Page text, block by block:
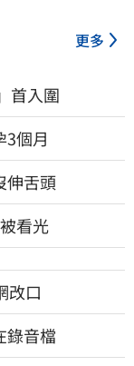
更多
首入圍
個月
伸舌頭
看光
改口
錄音檔